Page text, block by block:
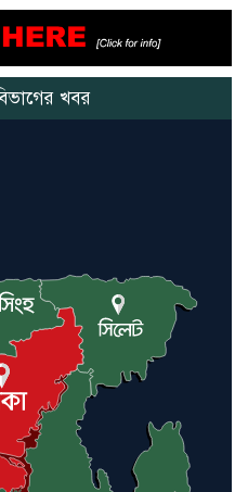
উপকার হয় : প্রধানমন্ত্রী
ও ইসরায়েল বাদে হরমুজ
সবার জন্য উন্মুক্ত: আরাকচি
দ্বারস্থ হলেন ডোনাল্ড
কঠোর হামলা অব্যাহত রাখতে
আহ্বান সৌদি আরবের
খবর